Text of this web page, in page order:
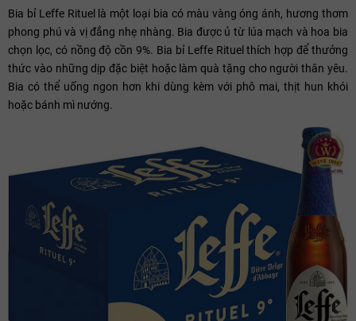
Bia bỉ Leffe Rituel là một loại bia có màu vàng óng ánh, hương thơm
phong phú và vị đắng nhẹ nhàng. Bia được ủ từ lúa mạch và hoa bia
chọn lọc, có nồng độ cồn 9%. Bia bỉ Leffe Rituel thích hợp để thưởng
thức vào những dịp đặc biệt hoặc làm quà tặng cho người thân yêu.
Bia có thể uống ngon hơn khi dùng kèm với phô mai, thịt hun khói
hoặc bánh mì nướng.